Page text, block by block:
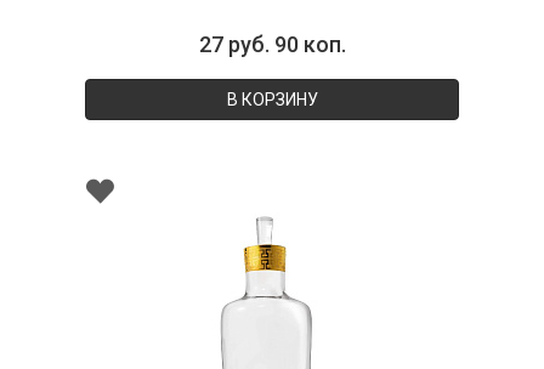
27 руб. 90 коп.
В КОРЗИНУ